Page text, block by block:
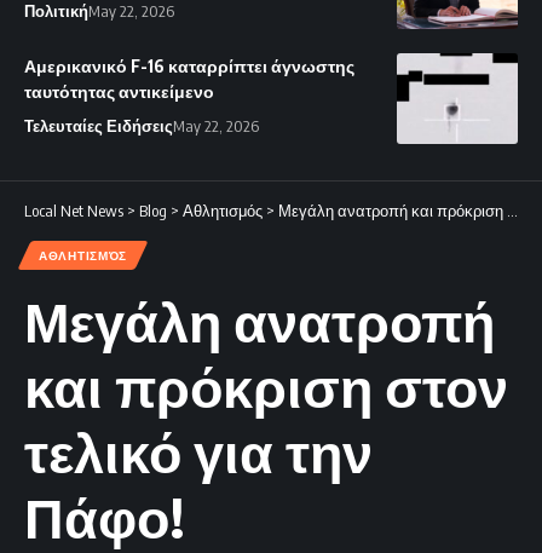
ΠολιτικήMay 22, 2026
Αμερικανικό F-16 καταρρίπτει άγνωστης
ταυτότητας αντικείμενο
Τελευταίες ΕιδήσειςMay 22, 2026
Local Net News > Blog > Αθλητισμός > Μεγάλη ανατροπή και πρόκριση στον τελικό για την Πάφο!
ΑΘΛΗΤΙΣΜΌΣ
Μεγάλη ανατροπή
και πρόκριση στον
τελικό για την
Πάφο!